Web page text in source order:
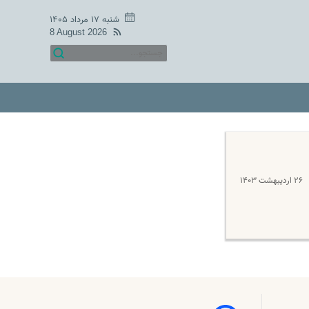
شنبه ۱۷ مرداد ۱۴۰۵
8 August 2026
۲۶ اردیبهشت ۱۴۰۳